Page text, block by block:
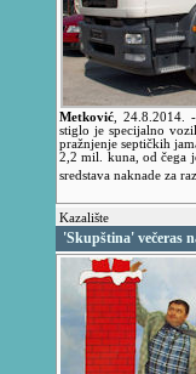
Metković ,24.8.2014.
stiglo je specijalno
pražnjenje septičkih
2,2 mil. kuna, od čega
sredstava naknade za
Kazalište
'Skupština' večeras